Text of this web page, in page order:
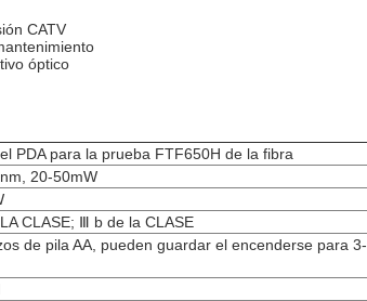
CATV
óptico
PDA para la prueba FTF650H de la fibra
20-50mW
CLASE; Ⅲ b de la CLASE
de pila AA, pueden guardar el encenderse para 3-